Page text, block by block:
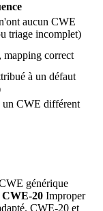
aucun CWE
triage incomplet)
mapping correct
à un défaut
un CWE différent
générique
CWE-20 Improper
CWE-20 et